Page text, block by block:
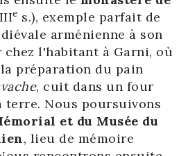
e s.), exemple parfait de
arménienne à son
chez l'habitant à Garni, où
préparation du pain
, cuit dans un four
terre. Nous poursuivons
et du Musée du
, lieu de mémoire